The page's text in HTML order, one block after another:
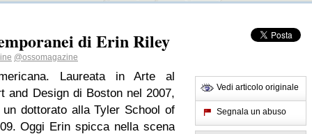
di Erin Riley
@ossomagazine
Laureata in Arte al
and Design di Boston nel 2007,
dottorato alla Tyler School of
Oggi Erin spicca nella scena
Vedi articolo originale
Segnala un abuso